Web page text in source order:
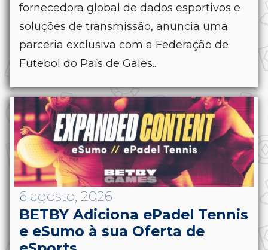
fornecedora global de dados esportivos e
soluções de transmissão, anuncia uma
parceria exclusiva com a Federação de
Futebol do País de Gales...
6 agosto, 2026
BETBY Adiciona ePadel Tennis
e eSumo à sua Oferta de